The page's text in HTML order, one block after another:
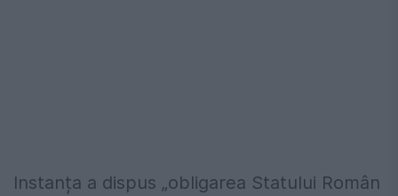
Instanța a dispus „obligarea Statului Român